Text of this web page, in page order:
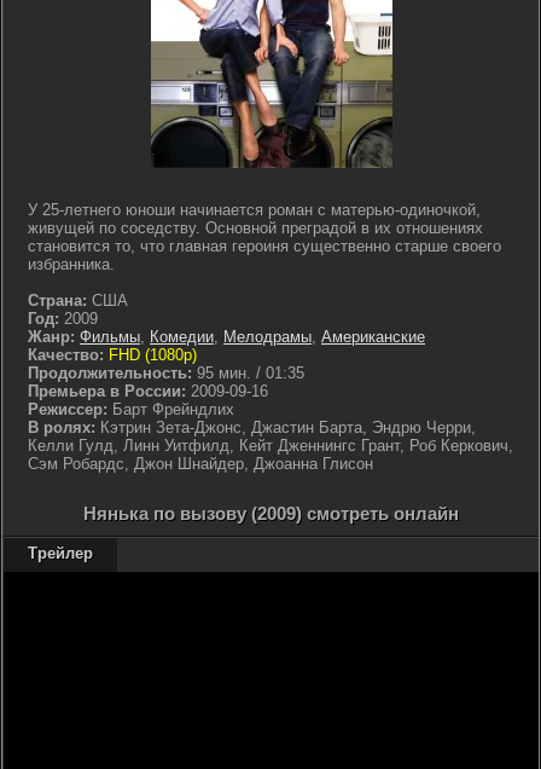
У 25-летнего юноши начинается роман с матерью-одиночкой,
живущей по соседству. Основной преградой в их отношениях
становится то, что главная героиня существенно старше своего
избранника.
Страна: США
Год: 2009
Жанр: Фильмы, Комедии, Мелодрамы, Американские
Качество: FHD (1080p)
Продолжительность: 95 мин. / 01:35
Премьера в России: 2009-09-16
Режиссер: Барт Фрейндлих
В ролях: Кэтрин Зета-Джонс, Джастин Барта, Эндрю Черри,
Келли Гулд, Линн Уитфилд, Кейт Дженнингс Грант, Роб Керкович,
Сэм Робардс, Джон Шнайдер, Джоанна Глисон
Нянька по вызову (2009) смотреть онлайн
Трейлер